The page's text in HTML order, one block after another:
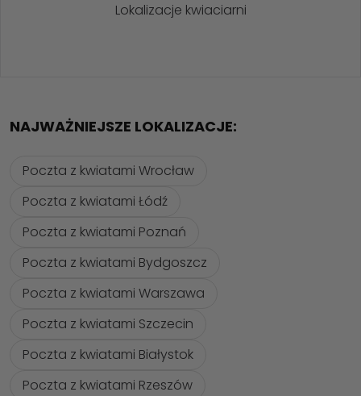
Lokalizacje kwiaciarni
NAJWAŻNIEJSZE LOKALIZACJE:
Poczta z kwiatami Wrocław
Poczta z kwiatami Łódź
Poczta z kwiatami Poznań
Poczta z kwiatami Bydgoszcz
Poczta z kwiatami Warszawa
Poczta z kwiatami Szczecin
Poczta z kwiatami Białystok
Poczta z kwiatami Rzeszów